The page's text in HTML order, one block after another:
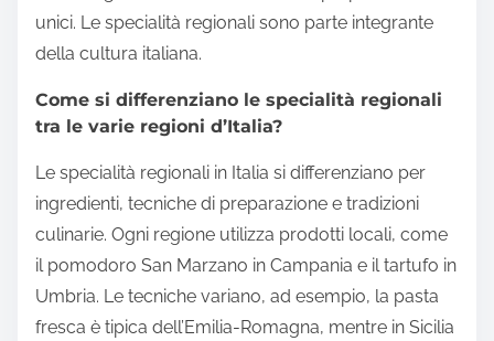
unici. Le specialità regionali sono parte integrante
della cultura italiana.
Come si differenziano le specialità regionali
tra le varie regioni d’Italia?
Le specialità regionali in Italia si differenziano per
ingredienti, tecniche di preparazione e tradizioni
culinarie. Ogni regione utilizza prodotti locali, come
il pomodoro San Marzano in Campania e il tartufo in
Umbria. Le tecniche variano, ad esempio, la pasta
fresca è tipica dell’Emilia-Romagna, mentre in Sicilia